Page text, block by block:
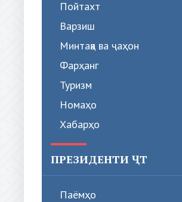
Пойтахт
Варзиш
Минтақа ва ҷаҳон
Фарҳанг
Туризм
Номаҳо
Хабарҳо
ПРЕЗИДЕНТИ ҶТ
Паёмҳо